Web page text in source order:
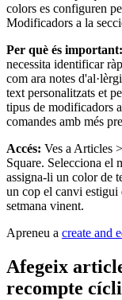
Vista general
Tipos
Centres
Centres de
Barberies
Estudis de
Descobrir
colors es configuren
Modificadors a la
Per què és important:
necessita identificar
com ara notes
text personalitzats et
tipus de modificadors
comandes amb més
Accés: Ves a Articles
Square. Selecciona el
assigna-li un color de
un cop el canvi estigui
setmana vinent.
Apreneu a create and
Afegeix
recompte